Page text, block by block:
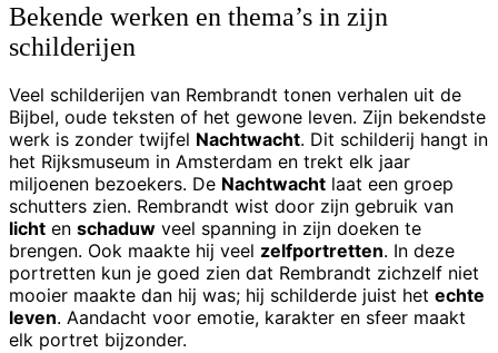
Bekende werken en thema’s in zijn
schilderijen
Veel schilderijen van Rembrandt tonen verhalen uit de
Bijbel, oude teksten of het gewone leven. Zijn bekendste
werk is zonder twijfel Nachtwacht. Dit schilderij hangt in
het Rijksmuseum in Amsterdam en trekt elk jaar
miljoenen bezoekers. De Nachtwacht laat een groep
schutters zien. Rembrandt wist door zijn gebruik van
licht en schaduw veel spanning in zijn doeken te
brengen. Ook maakte hij veel zelfportretten. In deze
portretten kun je goed zien dat Rembrandt zichzelf niet
mooier maakte dan hij was; hij schilderde juist het echte
leven. Aandacht voor emotie, karakter en sfeer maakt
elk portret bijzonder.